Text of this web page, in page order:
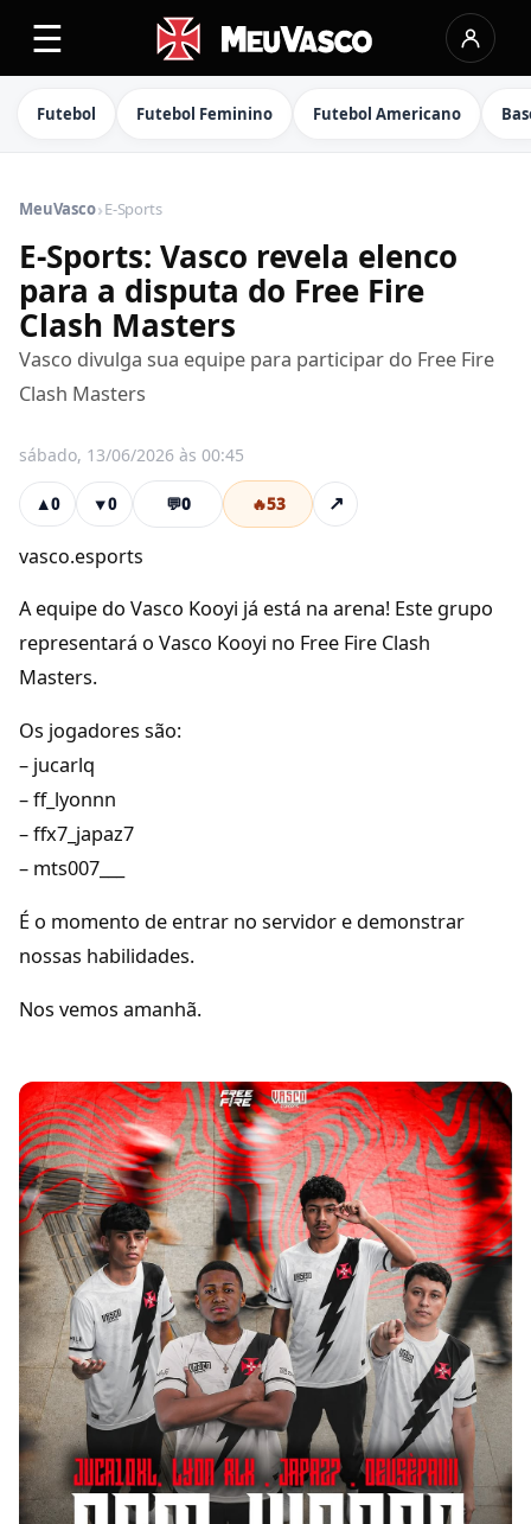
☰
Futebol Futebol Feminino Futebol Americano
MeuVasco›E-Sports
E-Sports: Vasco revela elenco
para a disputa do Free Fire
Clash Masters
Vasco divulga sua equipe para participar do Free Fire
Clash Masters
sábado, 13/06/2026 às 00:45
▲0 ▼0 💬0 🔥53 ↗
vasco.esports
A equipe do Vasco Kooyi já está na arena! Este grupo
representará o Vasco Kooyi no Free Fire Clash
Masters.
Os jogadores são:
– jucarlq
– ff_lyonnn
– ffx7_japaz7
– mts007___
É o momento de entrar no servidor e demonstrar
nossas habilidades.
Nos vemos amanhã.